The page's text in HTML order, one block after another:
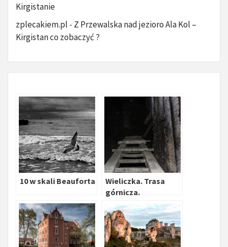
Kirgistanie
zplecakiem.pl - Z Przewalska nad jezioro Ala Kol –
Kirgistan co zobaczyć ?
10 w skali Beauforta
Wieliczka. Trasa
górnicza.